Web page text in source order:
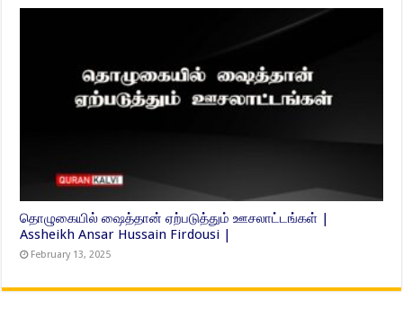
தொழுகையில் ஷைத்தான் ஏற்படுத்தும் ஊசலாட்டங்கள் |
Assheikh Ansar Hussain Firdousi |
February 13, 2025